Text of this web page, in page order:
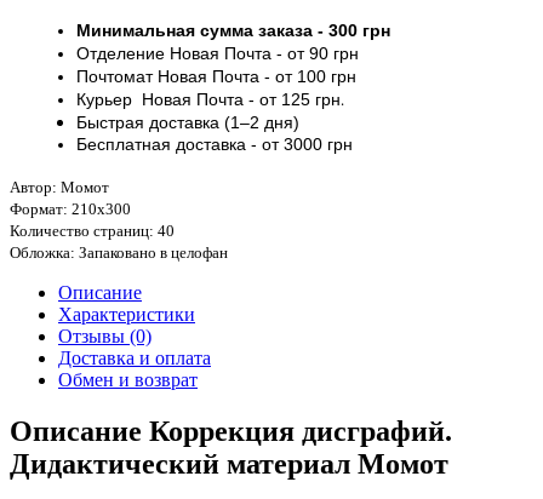
Минимальная сумма заказа - 300 грн
Отделение Новая Почта - от 90 грн
ПочтоматНовая Почта - от 100 грн
Курьер Новая Почта - от 125 грн.
Быстрая доставка (1–2 дня)
Бесплатная доставка - от 3000 грн
Автор: Момот
Формат: 210х300
Количество страниц: 40
Обложка: Запаковано в целофан
Описание
Характеристики
Отзывы (0)
Доставка и оплата
Обмен и возврат
Описание Коррекция дисграфий.
Дидактический материал Момот